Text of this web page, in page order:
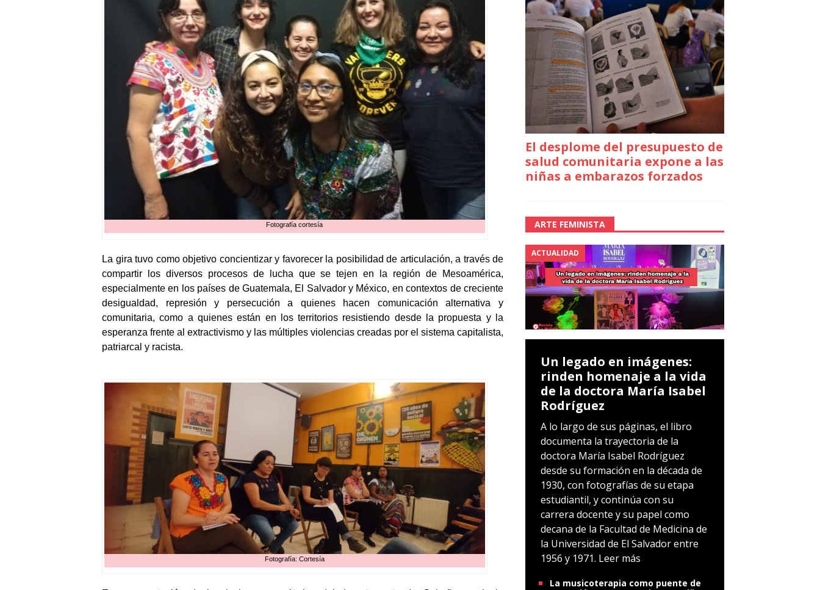
La gira tuvo como objetivo concientizar y favorecer la posibilidad de articulación, a través de
compartir los diversos procesos de lucha que se tejen en la región de Mesoamérica,
especialmente en los países de Guatemala, El Salvador y México, en contextos de creciente
desigualdad, represión y persecución a quienes hacen comunicación alternativa y
comunitaria, como a quienes están en los territorios resistiendo desde la propuesta y la
esperanza frente al extractivismo y las múltiples violencias creadas por el sistema capitalista,
El desplome del presupuesto de
salud comunitaria expone a las
ACTUALIDAD
Un legado en imágenes:
rinden homenaje a la vida
de la doctora María Isabel
Rodríguez
A lo largo de sus páginas, el libro
documenta la trayectoria de la
doctora María Isabel Rodríguez
desde su formación en la década de
1930, con fotografías de su etapa
estudiantil, y continúa con su
carrera docente y su papel como
decana de la Facultad de Medicina de
la Universidad de El Salvador entre